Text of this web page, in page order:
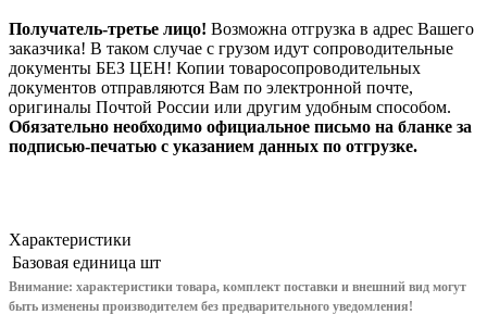
Получатель-третье лицо! Возможна отгрузка в адрес Вашего
заказчика! В таком случае с грузом идут сопроводительные
документы БЕЗ ЦЕН! Копии товаросопроводительных
документов отправляются Вам по электронной почте,
оригиналы Почтой России или другим удобным способом.
Обязательно необходимо официальное письмо на бланке за
подписью-печатью с указанием данных по отгрузке.
Характеристики
Базовая единица шт
Внимание: характеристики товара, комплект поставки и внешний вид могут
быть изменены производителем без предварительного уведомления!